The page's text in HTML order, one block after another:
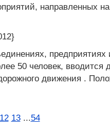
направленных на
50 человек, вводится
движения .
12 13 ...54